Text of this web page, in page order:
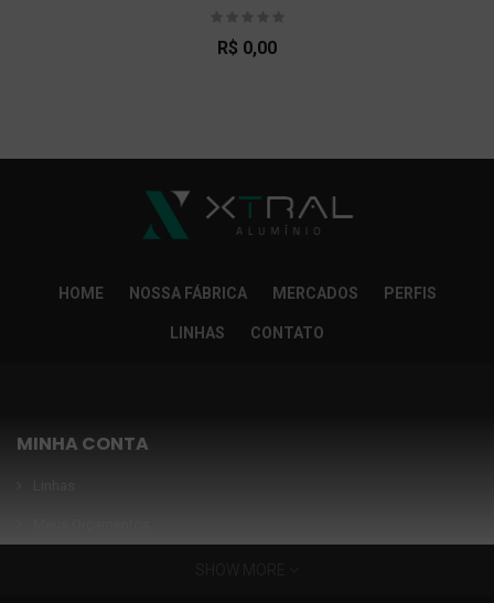
R$ 0,00
HOME NOSSA FÁBRICA MERCADOS PERFIS
LINHAS CONTATO
MINHA CONTA